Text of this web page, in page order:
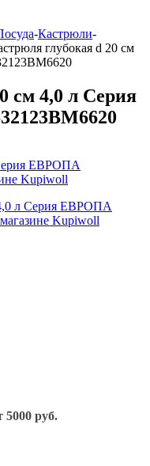
-Кастрюли-
глубокая d 20 см
см 4,0 л Серия
5000 руб.